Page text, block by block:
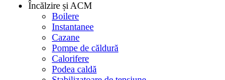
Încălzire și ACM
Boilere
Instantanee
Cazane
Pompe de căldură
Calorifere
Podea caldă